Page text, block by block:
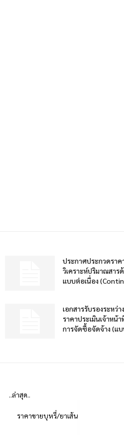
ประกาศประกวดราค
วิเคราะห์ปริมาณสาร
แบบต่อเนื่อง
เอกสารรับรองระหว่
ราคาประเมินเจ้าหน้
การจัดซื้อจัดจ้าง (แบ
..ล่าสุด..
ราคาขายบุหรี่/ยาเส้น